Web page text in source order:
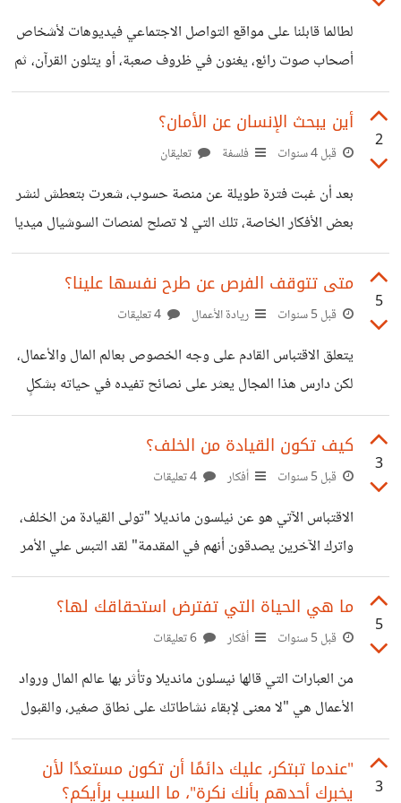
الأعلى ذكاءً، بينما كانت النسبة الكاسحة للفئة متوسطة الذكاء،
والواقع أن هذا الطرح العلمي يعرض الـ2% إلى الكثير من
المتاعب التي يمكن ذكرها في تعداد نقطي:
لطالما قابلنا على مواقع التواصل الاجتماعي فيديوهات لأشخاص
أصحاب صوت رائع، يغنون في ظروف صعبة، أو يتلون القرآن، ثم
يتم تداول فيديوهاتهم على نطاق واسع، لكني دائمًا أقف مستنكرًا
أمام هذه المشاهد لأنها تتعارض مع مبادئ أساسية في الحياة، كما
بمجهود شخصي، فإن التعاطف مع شخص لأن صوته حسن، وعدم
منح التعاطف نفسه للغير الذين لا يملكون هذه الهبة
2
أين يبحث الإنسان عن الأمان؟
قبل 4 سنوات فلسفة تعليقان
بعد أن غبت فترة طويلة عن منصة حسوب، شعرت بتعطش لنشر
بعض الأفكار الخاصة، تلك التي لا تصلح لمنصات السوشيال ميديا
النهمة للتراهات وتضييع الوقت، ووجدت نفسي أعاود الكتابة
على حسوب مرةً أخرى. أين يبحث الإنسان عن الأمان؟ بدايةً
سأتحدث بما أشعر به، وأحاول وصف هذه المشاعر دون العودة
مصدر الأمان الأول يكون الأب والأم، فهم يوفرون الأمن الغذائي
والمعنوي - أو يُفترض أنهم يوفرون الأمان المعنوي - لكن
5
متى تتوقف الفرص عن طرح نفسها علينا؟
قبل 5 سنوات ريادة الأعمال
يتعلق الاقتباس القادم على وجه الخصوص بعالم المال والأعمال،
لكن دارس هذا المجال يعثر على نصائح تفيده في حياته بشكلٍ
عام، الاقتباس من ريتشارد برانسون رجل الأعمال والمليونير
البريطاني "الأعمال التجارية هي بمثابة الباصات هناك دائماً فرصة
أخرى قادمة". سوف تأتي حتمًا لكن هل حقًا علينا أن نتوقع هذه
أننا موجودين في مكان الانتظار، على أننا قد لا نكون جاهزين
لركوبه، فالخسارة ربما كانت كبيرة، وليس بمقدورنا تحمل تكاليف
تجربة
3
كيف تكون القيادة من الخلف؟
قبل 5 سنوات أفكار
الاقتباس الآتي هو عن نيلسون مانديلا "تولى القيادة من الخلف،
واترك الآخرين يصدقون أنهم في المقدمة" لقد التبس علي الأمر
حين قرأت هذا الاقتباس للمرة الأولى، لكني سرعان ما كونت
حوله رؤيةً ما. القطيع يُساق من الخلف بينما تتنافس الأغنام على
إحراز المقدمة فيما بينها، يكون الراعي بالخلف يهش عليهم
يقومون هم بالتحرك في مسارك ولا يحيدون عنه، لاحظت مثال
لهذا في شركات الإنتاج الفني التي يعمل تحت مظلتها
5
ما هي الحياة التي تفترض استحقاقك لها؟
قبل 5 سنوات أفكار
من العبارات التي قالها نيسلون مانديلا وتأثر بها عالم المال ورواد
الأعمال هي "لا معنى لإبقاء نشاطاتك على نطاق صغير، والقبول
بحياةٍ أقل من تلك التي يمكنك أن تعيشها"، فما هي الحياة التي
ينبغي أن تعيشها؟ كيف تفترض أنك جدير بحياةٍ ما دونًا عن
سواها؟ الرغبة أعتقد أن الشعور بالاستحقاق يكون صادرًا عن
3
"عندما تبتكر، عليك دائمًا أن تكون مستعدًا لأن
يخبرك أحدهم بأنك نكرة"، ما السبب برأيكم؟